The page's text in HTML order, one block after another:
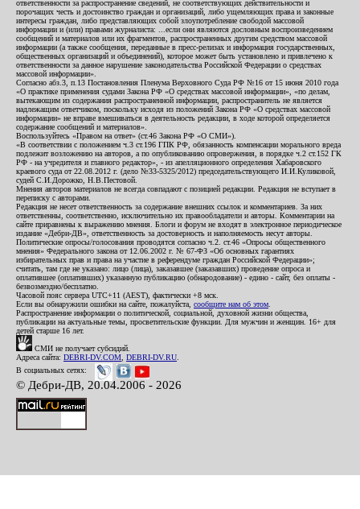
ответственности за распространение сведений, не соответствующих действительности и
порочащих честь и достоинство граждан и организаций, либо ущемляющих права и законные
интересы граждан, либо представляющих собой злоупотребление свободой массовой
информации и (или) правами журналиста: ...если они являются дословным воспроизведением
сообщений и материалов или их фрагментов, распространенных другим средством массовой
информации (а также сообщения, переданные в пресс-релизах и информация государственных,
общественных организаций и объединений), которое может быть установлено и привлечено к
ответственности за данное нарушение законодательства Российской Федерации о средствах
массовой информации».
Согласно абз.3, п.13 Постановления Пленума Верховного Суда РФ №16 от 15 июня 2010 года
«О практике применения судами Закона РФ «О средствах массовой информации», «по делам,
вытекающим из содержания распространенной информации, распространитель не является
надлежащим ответчиком, поскольку исходя из положений Закона РФ «О средствах массовой
информации» не вправе вмешиваться в деятельность редакции, в ходе которой определяется
содержание сообщений и материалов».
Воспользуйтесь «Правом на ответ» (ст.46 Закона РФ «О СМИ»).
«В соответствии с положением ч.3 ст.196 ГПК РФ, обязанность компенсации морального вреда
подлежит возложению на авторов, а по опубликованию опровержения, в порядке ч.2 ст.152 ГК
РФ - на учредителя и главного редактор», - из апелляционного определения Хабаровского
краевого суда от 22.08.2012 г. (дело №33-5325/2012) председательствующего И.И.Куликовой,
судей С.И.Дорожко, Н.В.Пестовой.
Мнения авторов материалов не всегда совпадают с позицией редакции. Редакция не вступает в
переписку с авторами.
Редакция не несет ответственность за содержание внешних ссылок и комментариев. За них
ответственны, соответственно, исключительно их правообладатели и авторы. Комментарии на
сайте приравнены к выражению мнения. Блоги и форум не входят в электронное периодическое
издание «Дебри-ДВ», ответственность за достоверность и наполняемость несут авторы.
Политические опросы/голосования проводятся согласно ч.2. ст.46 «Опросы общественного
мнения» Федерального закона от 12.06.2002 г. № 67-ФЗ «Об основных гарантиях
избирательных прав и права на участие в референдуме граждан Российской Федерации»;
считать, там где не указано: лицо (лица), заказавшее (заказавших) проведение опроса и
оплатившее (оплативших) указанную публикацию (обнародование) - едино - сайт, без оплаты -
безвозмездно/бесплатно.
Часовой пояс сервера UTC+11 (AEST), фактически +8 мск.
Если вы обнаружили ошибки на сайте, пожалуйста, сообщите нам об этом
Распространение информации о политической, социальной, духовной жизни общества,
публикации на актуальные темы, просветительские функции. Для мужчин и женщин. 16+ для
детей старше 16 лет.
СМИ не получает субсидий.
Адреса сайта: DEBRI-DV.COM DEBRI-DV.RU
В социальных сетях:
© Дебри-ДВ, 20.04.2006 - 2026